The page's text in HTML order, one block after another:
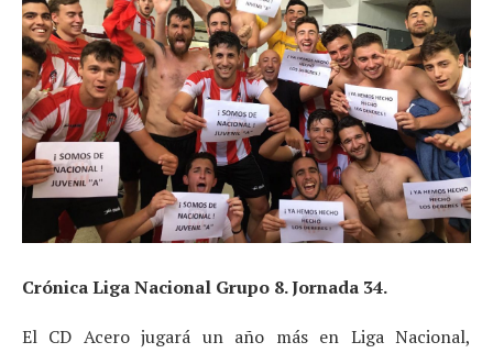
Crónica Liga Nacional Grupo 8. Jornada 34.
El CD Acero jugará un año más en Liga Nacional,